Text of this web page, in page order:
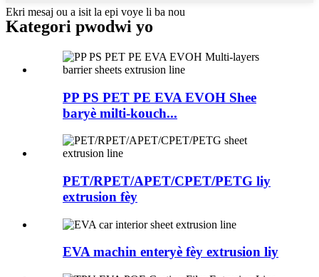
Ekri mesaj ou a isit la epi voye li ba nou
Kategori pwodwi yo
PP PS PET PE EVA EVOH Shee
baryè milti-kouch...
PET/RPET/APET/CPET/PETG liy
extrusion fèy
EVA machin enteryè fèy extrusion liy